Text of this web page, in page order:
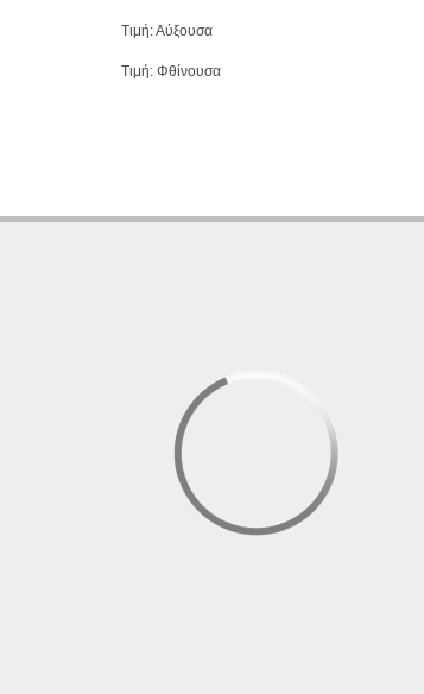
Τιμή: Αύξουσα
Τιμή: Φθίνουσα